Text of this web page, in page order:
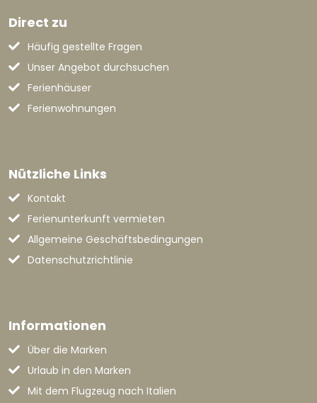
Direct zu
Häufig gestellte Fragen
Unser Angebot durchsuchen
Ferienhäuser
Ferienwohnungen
Nützliche Links
Kontakt
Ferienunterkunft vermieten
Allgemeine Geschäftsbedingungen
Datenschutzrichtlinie
Informationen
Über die Marken
Urlaub in den Marken
Mit dem Flugzeug nach Italien